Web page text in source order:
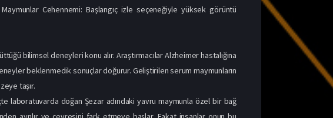
Cehennemi: Başlangıç izle seçeneğiyle yüksek görüntü
bilimsel deneyleri konu alır. Araştırmacılar Alzheimer hastalığına
beklenmedik sonuçlar doğurur. Geliştirilen serum maymunların
taşır.
laboratuvarda doğan Şezar adındaki yavru maymunla özel bir bağ